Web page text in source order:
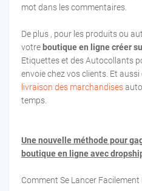
mot dans les commentaires.
De plus , pour les produits ou
votre boutique en ligne créer
Etiquettes et des Autocollants
envoie chez vos clients. Et
livraison des marchandises
temps.
Une nouvelle méthode pour
boutique en ligne avec
Comment Se Lancer